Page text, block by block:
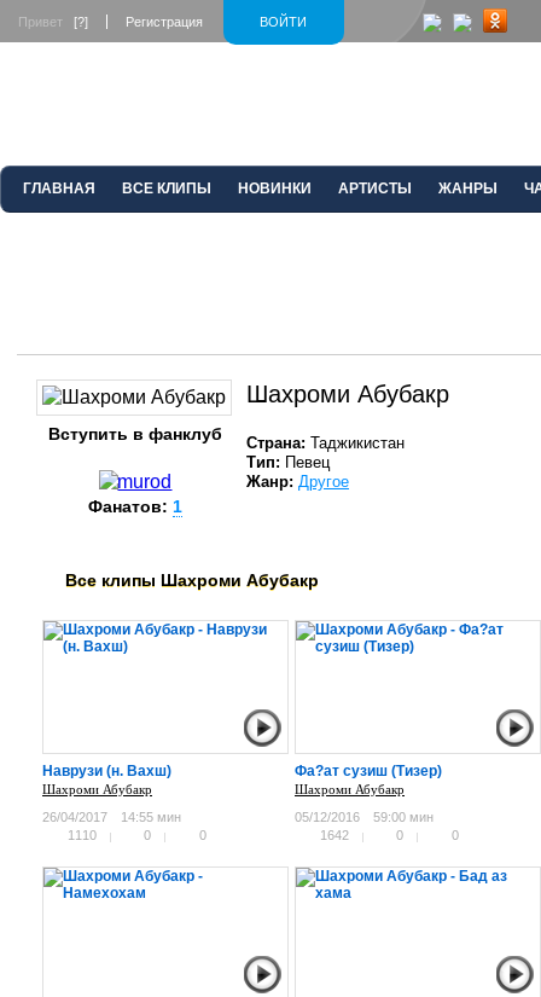
ВОЙТИ
Привет [?] Регистрация
ГЛАВНАЯ ВСЕ КЛИПЫ НОВИНКИ АРТИСТЫ ЖАНРЫ
Вступить в фанклуб
Фанатов: 1
Шахроми Абубакр
Страна: Таджикистан
Тип: Певец
Жанр: Другое
Все клипы Шахроми Абубакр
Наврузи (н. Вахш)
Шахроми Абубакр
26/04/2017
14:55 мин
1110
0 0
Фа?ат сузиш (Тизер)
Шахроми Абубакр
05/12/2016
59:00 мин
1642
0 0